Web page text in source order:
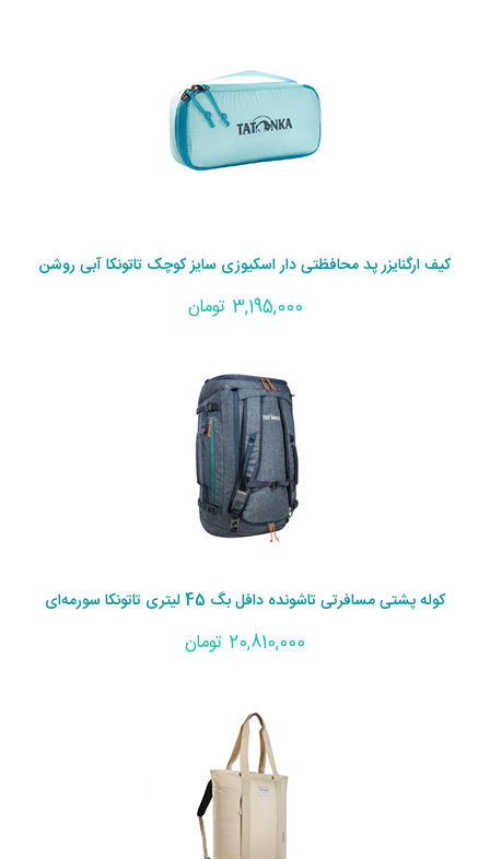
کیف ارگنایزر پد محافظتی دار اسکیوزی سایز کوچک تاتونکا آبی روشن
3,195,000 تومان
کوله پشتی مسافرتی تاشونده دافل بگ 45 لیتری تاتونکا سورمه‌ای
20,810,000 تومان